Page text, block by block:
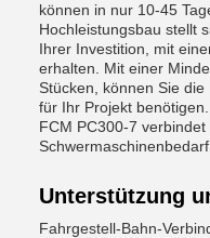
können in nur 10-45
Hochleistungsbau stellt
Ihrer Investition, mit
erhalten. Mit einer
Stücken, können Sie
für Ihr Projekt
FCM PC300-7
Schwermaschinenbedarf.
Unterstützung
Fahrgestell-Bahn-